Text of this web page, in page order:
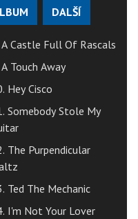
DALŠÍ
Castle Full Of Rascals
Touch Away
Hey Cisco
Somebody Stole My
The Purpendicular
Ted The Mechanic
I'm Not Your Lover